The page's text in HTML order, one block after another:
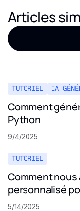
Articles
TUTORIEL IA
Comment
Python
9/4/2025
TUTORIEL
Comment
personnalisé
aux politiques
5/14/2025